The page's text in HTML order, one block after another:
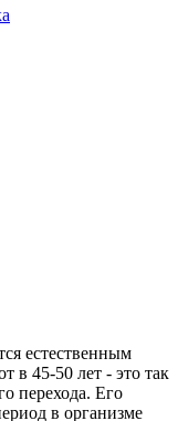
естественным
в 45-50 лет - это так
перехода. Его
в организме